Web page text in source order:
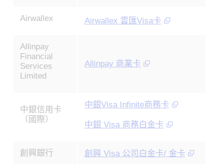
Airwallex Airwallex 雲匯Visa卡
Allinpay
Financial
Services
Limited
Allinpay 商業卡
中銀信用卡
（國際）
中銀Visa Infinite商務卡
中銀 Visa 商務白金卡
創興銀行 創興 Visa 公司白金卡/ 金卡